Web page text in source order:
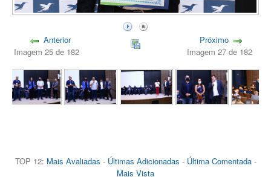
Anterior
Imagem 25 de 182
Próximo
Imagem 27 de 182
TOP 12: Mais Avaliadas - Últimas Adicionadas - Última Comentada-
Mais Vista